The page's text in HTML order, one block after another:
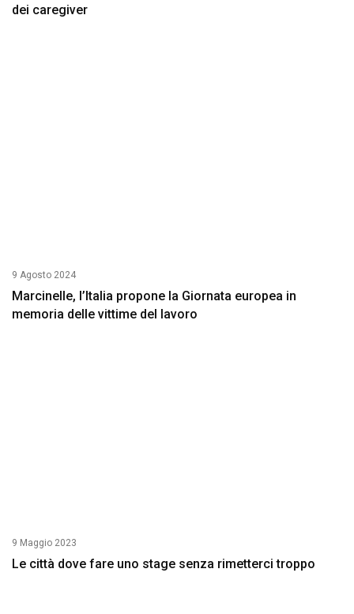
dei caregiver
9 Agosto 2024
Marcinelle, l’Italia propone la Giornata europea in
memoria delle vittime del lavoro
9 Maggio 2023
Le città dove fare uno stage senza rimetterci troppo